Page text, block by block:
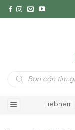
Tìm
kiếm
Liebherr